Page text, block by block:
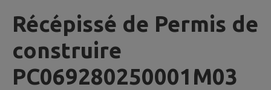
Récépissé de Permis de
construire
PC069280250001M03